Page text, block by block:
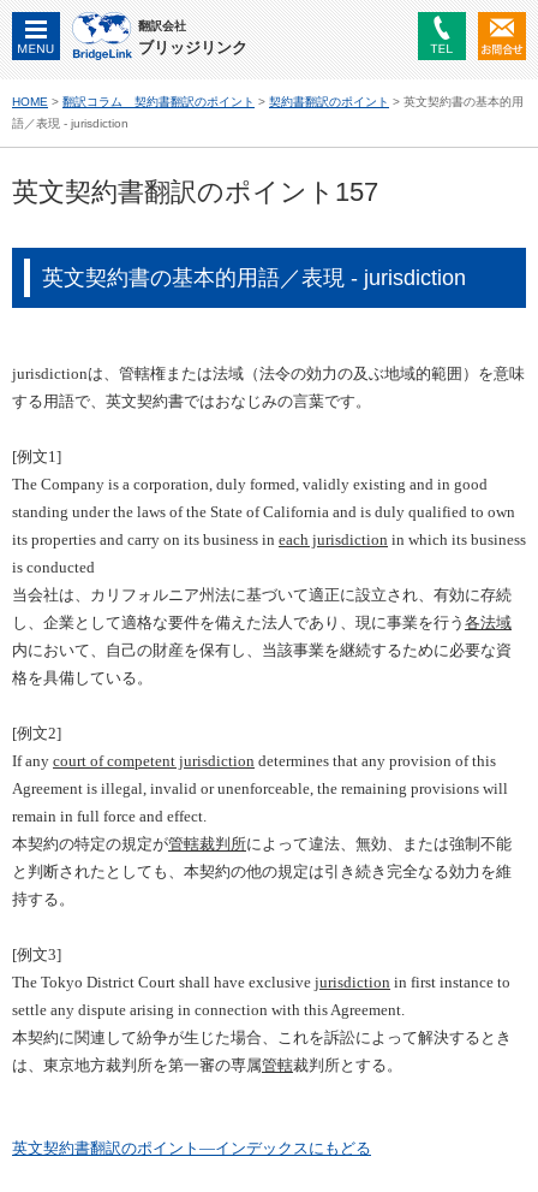
翻訳会社
ブリッジリンク
HOME > 翻訳コラム 契約書翻訳のポイント > 契約書翻訳のポイント > 英文契約書の基本的用
語／表現 - jurisdiction
英文契約書翻訳のポイント157
英文契約書の基本的用語／表現 - jurisdiction
jurisdictionは、管轄権または法域（法令の効力の及ぶ地域的範囲）を意味
する用語で、英文契約書ではおなじみの言葉です。
[例文1]
The Company is a corporation, duly formed, validly existing and in good
standing under the laws of the State of California and is duly qualified to own
its properties and carry on its business in each jurisdiction in which its business
is conducted
当会社は、カリフォルニア州法に基づいて適正に設立され、有効に存続
し、企業として適格な要件を備えた法人であり、現に事業を行う 各法域
内において、自己の財産を保有し、当該事業を継続するために必要な資
格を具備している。
[例文2]
If any court of competent jurisdiction determines that any provision of this
Agreement is illegal, invalid or unenforceable, the remaining provisions will
remain in full force and effect.
本契約の特定の規定が管轄裁判所によって違法、無効、または強制不能
と判断されたとしても、本契約の他の規定は引き続き完全なる効力を維
持する。
[例文3]
The Tokyo District Court shall have exclusive jurisdiction in first instance to
settle any dispute arising in connection with this Agreement.
本契約に関連して紛争が生じた場合、これを訴訟によって解決するとき
は、東京地方裁判所を第一審の専属管轄裁判所とする。
英文契約書翻訳のポイント―インデックスにもどる